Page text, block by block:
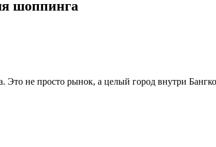
шоппинга
не просто рынок, а целый город внутри